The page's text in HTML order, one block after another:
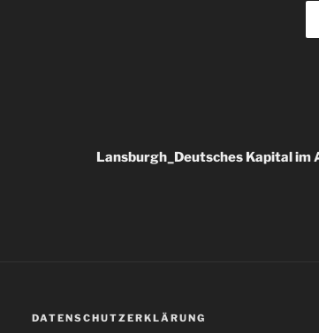
Lansburgh_Deutsches Kapital im
DATENSCHUTZERKLÄRUNG